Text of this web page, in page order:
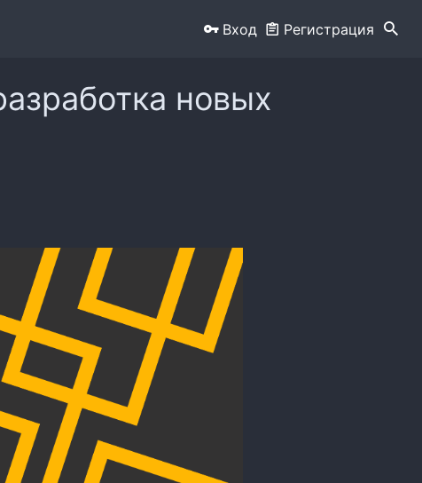
Вход Регистрация
новых